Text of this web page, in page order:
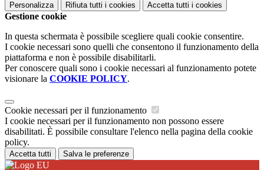
Personalizza Rifiuta tutti i cookies Accetta tutti i cookies
Gestione cookie
In questa schermata è possibile scegliere quali cookie consentire.
I cookie necessari sono quelli che consentono il funzionamento della
piattaforma e non è possibile disabilitarli.
Per conoscere quali sono i cookie necessari al funzionamento potete
visionare la COOKIE POLICY.
Cookie necessari per il funzionamento
I cookie necessari per il funzionamento non possono essere
disabilitati. È possibile consultare l'elenco nella pagina della cookie
policy.
Accetta tutti Salva le preferenze